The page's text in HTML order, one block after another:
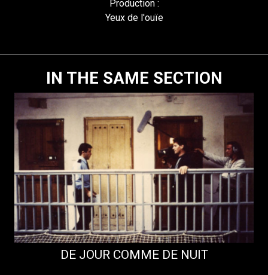
Production :
Yeux de l'ouïe
IN THE SAME SECTION
DE JOUR COMME DE NUIT